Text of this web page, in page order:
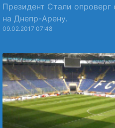
Президент Стали
на Днепр-Арену.
09.02.2017 07:48